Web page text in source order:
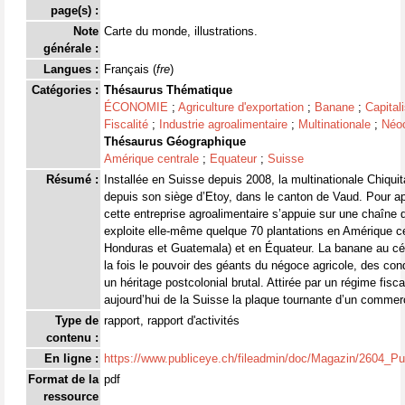
page(s) :
Note
générale :
Carte du monde, illustrations.
Langues : Français (fre)
Catégories : Thésaurus Thématique
ÉCONOMIE ; Agriculture d'exportation ; Banane ;
Fiscalité ; Industrie agroalimentaire ; Multinationale ;
Thésaurus Géographique
Amérique centrale ; Equateur ; Suisse
Résumé :
Installée en Suisse depuis 2008, la multinationale
depuis son siège d’Etoy, dans le canton de Vaud. Pour
cette entreprise agroalimentaire s’appuie sur une chaîne
exploite elle-même quelque 70 plantations en Amérique
Honduras et Guatemala) et en Équateur. La banane au
la fois le pouvoir des géants du négoce agricole, des
un héritage postcolonial brutal. Attirée par un régime
aujourd’hui de la Suisse la plaque tournante d’un
Type de
contenu :
rapport, rapport d'activités
En ligne : https://www.publiceye.ch/fileadmin/doc/Magazin/
Format de la
ressource
pdf